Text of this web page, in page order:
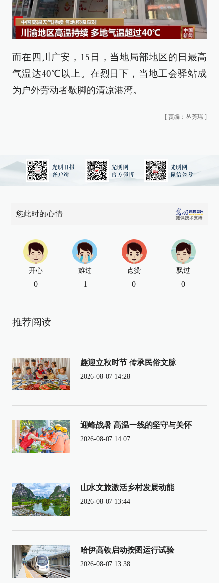
而在四川广安，15日，当地局部地区的日最高
气温达40℃以上。在烈日下，当地工会驿站成
为户外劳动者歇脚的清凉港湾。
[ 责编：丛芳瑶 ]
您此时的心情
开心
0
难过
1
点赞
0
飘过
0
推荐阅读
趣迎立秋时节 传承民俗文脉
2026-08-07 14:28
迎峰战暑 高温一线的坚守与关怀
2026-08-07 14:07
山水文旅激活乡村发展动能
2026-08-07 13:44
哈伊高铁启动按图运行试验
2026-08-07 13:38